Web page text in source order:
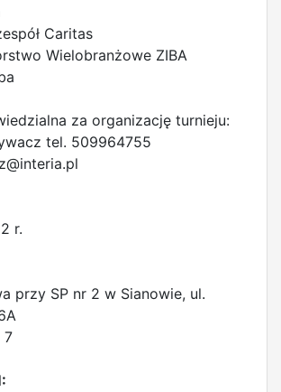
Caritas
Wielobranżowe ZIBA
za organizację turnieju:
tel. 509964755
r.
przy SP nr 2 w Sianowie, ul.
7